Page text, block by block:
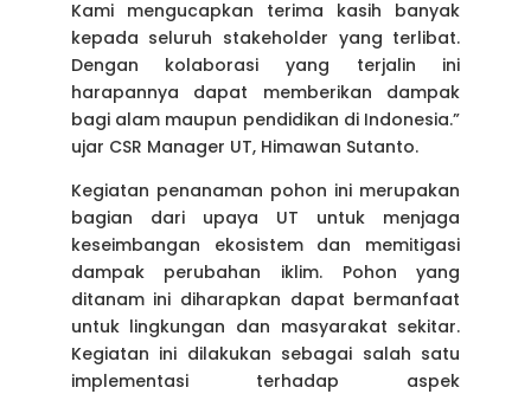
Kami mengucapkan terima kasih banyak
kepada seluruh stakeholder yang terlibat.
Dengan kolaborasi yang terjalin ini
harapannya dapat memberikan dampak
bagi alam maupun pendidikan di Indonesia.”
ujar CSR Manager UT, Himawan Sutanto.
Kegiatan penanaman pohon ini merupakan
bagian dari upaya UT untuk menjaga
keseimbangan ekosistem dan memitigasi
dampak perubahan iklim. Pohon yang
ditanam ini diharapkan dapat bermanfaat
untuk lingkungan dan masyarakat sekitar.
Kegiatan ini dilakukan sebagai salah satu
implementasi terhadap aspek